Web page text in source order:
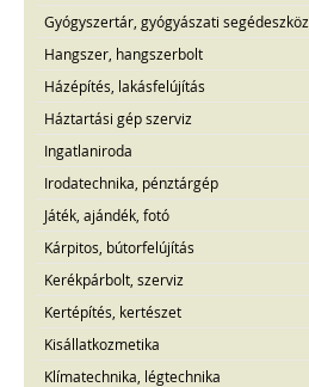
Gyógyszertár, gyógyászati segédeszköz
Hangszer, hangszerbolt
Házépítés, lakásfelújítás
Háztartási gép szerviz
Ingatlaniroda
Irodatechnika, pénztárgép
Játék, ajándék, fotó
Kárpitos, bútorfelújítás
Kerékpárbolt, szerviz
Kertépítés, kertészet
Kisállatkozmetika
Klímatechnika, légtechnika